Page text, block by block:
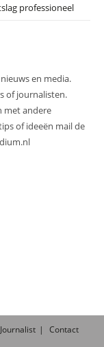
professioneel
en media.
of journalisten.
met andere
of ideeën mail de
Journalist Contact